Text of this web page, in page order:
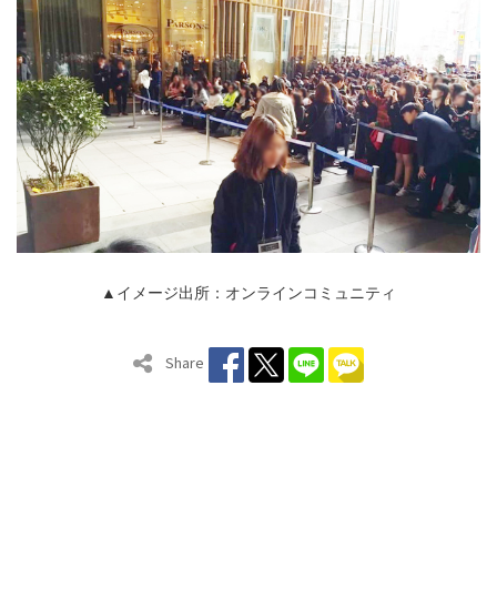
▲イメージ出所：オンラインコミュニティ
Share